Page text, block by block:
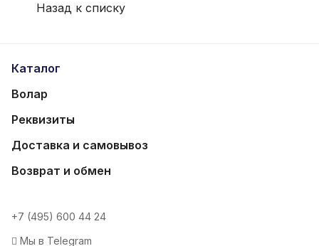
Назад к списку
Каталог
Волар
Реквизиты
Доставка и самовывоз
Возврат и обмен
+7 (495) 600 44 24
Мы в Telegram